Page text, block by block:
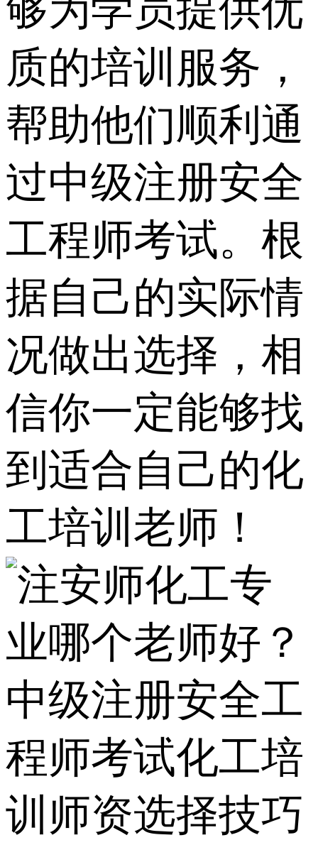
够为学员提供优
质的培训服务，
帮助他们顺利通
过中级注册安全
工程师考试。根
据自己的实际情
况做出选择，相
信你一定能够找
到适合自己的化
工培训老师！